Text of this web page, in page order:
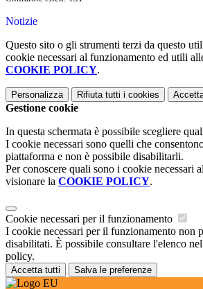
Notizie
Questo sito o gli strumenti terzi da questo
cookie necessari al funzionamento ed utili
COOKIE POLICY.
Personalizza Rifiuta tutti i cookies
Gestione cookie
In questa schermata è possibile scegliere
I cookie necessari sono quelli che
piattaforma e non è possibile disabilitarli.
Per conoscere quali sono i cookie necessari
visionare la COOKIE POLICY.
Cookie necessari per il funzionamento
I cookie necessari per il funzionamento non
disabilitati. È possibile consultare l'elenco
policy.
Accetta tutti Salva le preferenze